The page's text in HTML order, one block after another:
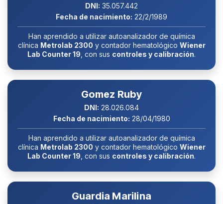
DNI: 35.057.442
Fecha de nacimiento: 22/2/1989
Han aprendido a utilizar autoanalizador de química
clínica Metrolab 2300 y contador hematológico Wiener
Lab Counter 19 , con sus controles y calibración.
Gomez Ruby
DNI: 28.026.084
Fecha de nacimiento: 28/04/1980
Han aprendido a utilizar autoanalizador de química
clínica Metrolab 2300 y contador hematológico Wiener
Lab Counter 19 , con sus controles y calibración.
Guardia Marilina